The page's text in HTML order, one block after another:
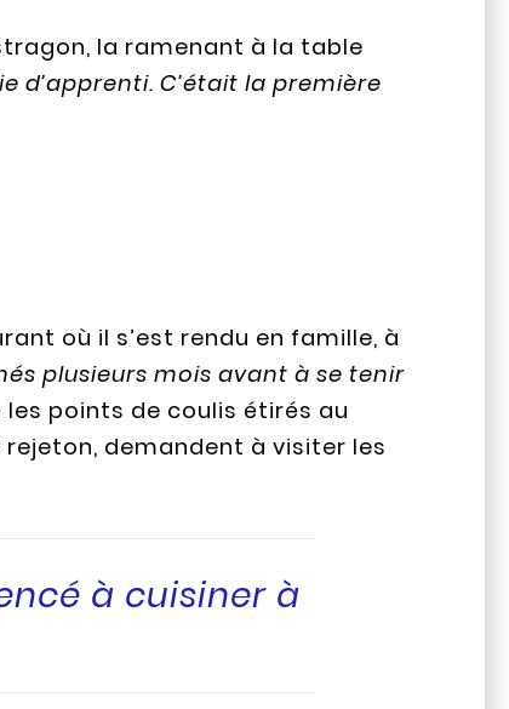
la ramenant à la table
d’apprenti. C’était la première
où il s’est rendu en famille, à
plusieurs mois avant à se tenir
points de coulis étirés au
demandent à visiter les
à cuisiner à